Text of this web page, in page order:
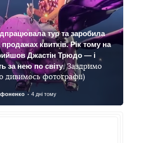
тур та заробила
квитків. Рік тому на
Джастін Трюдо — і
за нею по світу. Заздримо
дивимось фотографії)
4 дні тому